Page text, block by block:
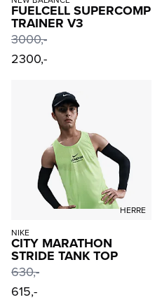
FUELCELL SUPERCOMP
TRAINER V3
3000,-
2300,-
HERRE
NIKE
CITY MARATHON
STRIDE TANK TOP
630,-
615,-